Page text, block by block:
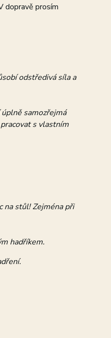
dopravě prosím
odstředivá síla a
samozřejmá
s vlastním
na stůl! Zejména při
hadříkem.